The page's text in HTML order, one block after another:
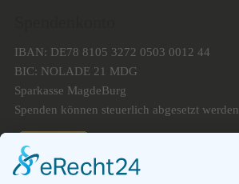
IBAN: DE78 8105 3272 0503 0012 44
BIC: NOLADE 21 MDG
Sparkasse MagdeBurg
Spenden können steuerlich abgesetzt werden